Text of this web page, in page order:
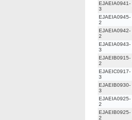
EJAEIA0941-
3
EJAEIA0945-
2
EJAEIA0942-
2
EJAEIA0943-
3
EJAEIB0915-
2
EJAEIC0917-
3
EJAEIB0930-
3
EJAEIA0925-
2
EJAEIB0925-
2